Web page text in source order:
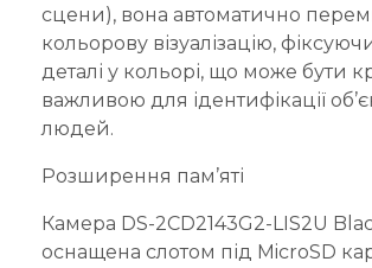
сцени), вона автоматично
кольорову візуалізацію,
деталі у кольорі, що може бути
важливою для ідентифікації
людей.
Розширення пам’яті
Камера DS-2CD2143G2-LIS2U
оснащена слотом під MicroSD